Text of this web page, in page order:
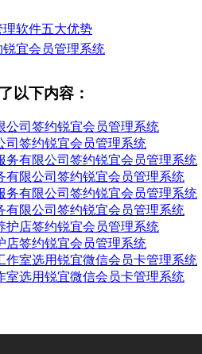
软件五大优势
宜会员管理系统
以下内容：
司签约锐宜会员管理系统
有限公司签约锐宜会员管理系统
有限公司签约锐宜会员管理系统
店签约锐宜会员管理系统
室选用锐宜微信会员卡管理系统